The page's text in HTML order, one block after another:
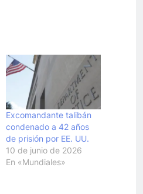
Excomandante talibán
condenado a 42 años
de prisión por EE. UU.
10 de junio de 2026
En «Mundiales»